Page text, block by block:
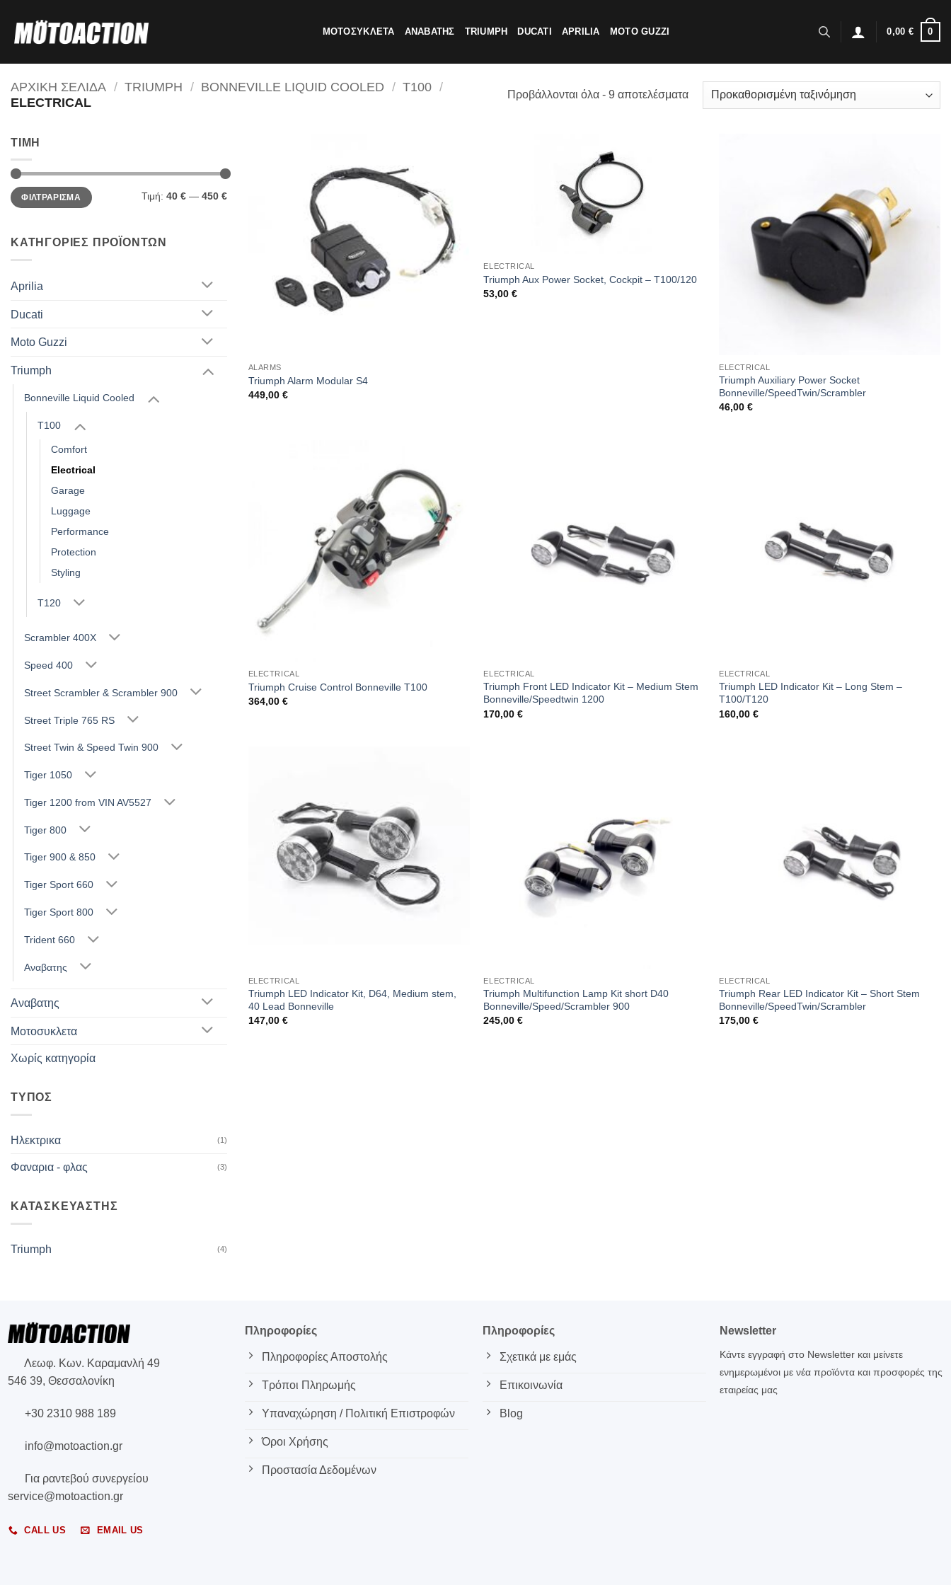
στο
περιεχόμενο
ΜΟΤΟΣΥΚΛΕΤΑ ΑΝΑΒΑΤΗΣ TRIUMPH DUCATI APRILIA MOTO GUZZI 0,00 € 0
ΑΡΧΙΚΗ ΣΕΛΙΔΑ / TRIUMPH / BONNEVILLE LIQUID COOLED / T100 /
ELECTRICAL
Προβάλλονται όλα - 9 αποτελέσματα
ΤΙΜΗ
Ελάχιστη
τιμή
Μέγιστη
τιμήΦΙΛΤΡΑΡΙΣΜΑ Τιμή: 40 € — 450 €
ΚΑΤΗΓΟΡΙΕΣ ΠΡΟΪΟΝΤΩΝ
Aprilia
Ducati
Moto Guzzi
Triumph
Bonneville Liquid Cooled
T100
Comfort
Electrical
Garage
Luggage
Performance
Protection
Styling
T120
Scrambler 400X
Speed 400
Street Scrambler & Scrambler 900
Street Triple 765 RS
Street Twin & Speed Twin 900
Tiger 1050
Tiger 1200 from VIN AV5527
Tiger 800
Tiger 900 & 850
Tiger Sport 660
Tiger Sport 800
Trident 660
Αναβατης
Αναβατης
Μοτοσυκλετα
Χωρίς κατηγορία
ΤΥΠΟΣ
Ηλεκτρικα (1)
Φαναρια - φλας (3)
ΚΑΤΑΣΚΕΥΑΣΤΗΣ
Triumph (4)
ALARMS
Triumph Alarm Modular S4
449,00 €
ELECTRICAL
Triumph Aux Power Socket, Cockpit – T100/120
53,00€
ELECTRICAL
Triumph Auxiliary Power Socket
Bonneville/SpeedTwin/Scrambler
46,00€
ELECTRICAL
Triumph Cruise Control Bonneville T100
364,00 €
ELECTRICAL
Triumph Front LED Indicator Kit – Medium Stem
Bonneville/Speedtwin 1200
170,00€
ELECTRICAL
Triumph LED Indicator Kit – Long Stem –
T100/T120
160,00€
ELECTRICAL
Triumph LED Indicator Kit, D64, Medium stem,
40 Lead Bonneville
147,00 €
ELECTRICAL
Triumph Multifunction Lamp Kit short D40
Bonneville/Speed/Scrambler 900
245,00€
ELECTRICAL
Triumph Rear LED Indicator Kit – Short Stem
Bonneville/SpeedTwin/Scrambler
175,00€
Λεωφ. Κων. Καραμανλή 49
546 39, Θεσσαλονίκη
+30 2310 988 189
info@motoaction.gr
Για ραντεβού συνεργείου
service@motoaction.gr
CALL US EMAIL US
Πληροφορίες
Πληροφορίες Αποστολής
Τρόποι Πληρωμής
Υπαναχώρηση / Πολιτική Επιστροφών
Όροι Χρήσης
Προστασία Δεδομένων
Πληροφορίες
Σχετικά με εμάς
Επικοινωνία
Blog
Newsletter
Κάντε εγγραφή στο Newsletter και μείνετε
ενημερωμένοι με νέα προϊόντα και προσφορές της
εταιρείας μας